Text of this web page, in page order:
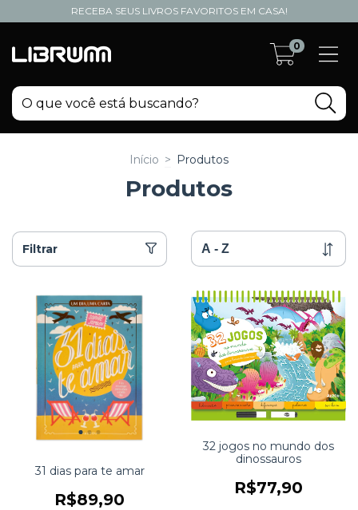
RECEBA SEUS LIVROS FAVORITOS EM CASA!
0
Início > Produtos
Produtos
Filtrar
31 dias para te amar
R$89,90
32 jogos no mundo dos
dinossauros
R$77,90